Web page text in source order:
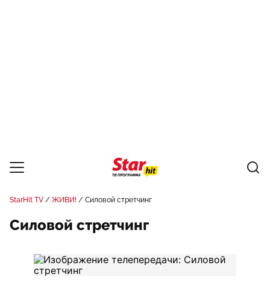
StarHit TV ЖИВИ! Силовой стретчинг
Силовой стретчинг